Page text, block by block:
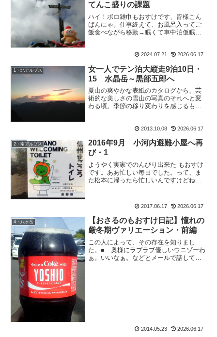
てんこ盛りの課題
ハイ！ボロ雑巾もおすけです、皆様こん
ばんにゃ。仕事終えて、お風呂入ってご
飯食べながら移動→眠くて車中泊仮眠→
支度して病院へ。そこからが凄かった。
2024.07.21 2026.06.17
1・北アルプス
女一人でテン泊大縦走9泊10日・
15 水晶岳～黒部五郎へ
夏山の爽やかな表紙のカタログから、芸
術的な美しさの雪山の写真のそれへと変
わる頃。季節の移り変わりを感じるもお
い。厳しいからこその美しさがある、冬
山。今年はアイスを頑張...
2013.10.08 2026.06.17
2・南アルプス
2016年9月 小河内避難小屋へ再
び・1
ようやく実家でのんびり出来た もおすけ
です。ああ忙しい毎日でした。って、ま
た松本に帰ったら忙しいんですけどね。5
戻ったので、これから怒涛の更新撃をお
見せ致します（また気安...
2017.06.17 2026.06.17
4・八ヶ岳
【おさるのもおすけ日記】憧れの
厳冬期ヴァリエーション・前編
この人によって、その存在を知りまし
た。■ 奥様にラブラブ優しいウニゾーわ
ぁ。いいなぁ。などとメールで話してい
2014.05.23 2026.06.17